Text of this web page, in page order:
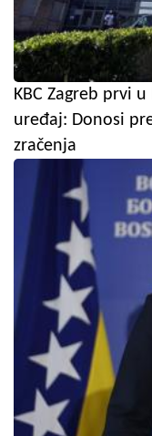
KBC Zagreb prvi
uređaj: Donosi
zračenja